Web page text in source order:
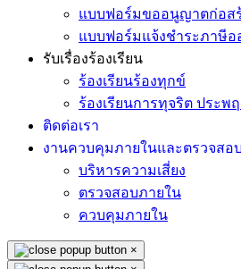
แบบฟอร์มขออนูญาตก่อสร้
แบบฟอร์มแจ้งชำระภาษีอ
รับเรื่องร้องเรียน
ร้องเรียนร้องทุกข์
ร้องเรียนการทุจริต ประพ
ติดต่อเรา
งานควบคุมภายในและตรวจสอ
บริหารความเสี่ยง
ตรวจสอบภายใน
ควบคุมภายใน
×